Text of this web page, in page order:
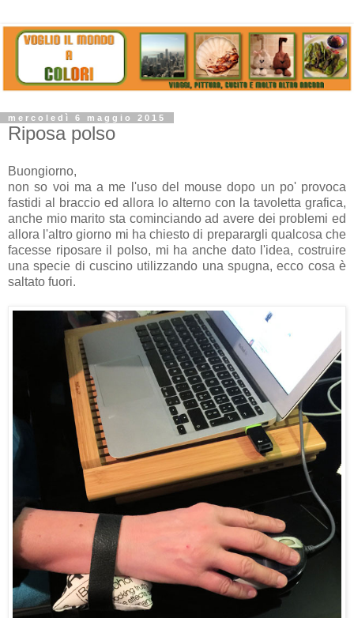
mercoledì 6 maggio 2015
Riposa polso
Buongiorno,
non so voi ma a me l'uso del mouse dopo un po' provoca
fastidi al braccio ed allora lo alterno con la tavoletta grafica,
anche mio marito sta cominciando ad avere dei problemi ed
allora l'altro giorno mi ha chiesto di preparargli qualcosa che
facesse riposare il polso, mi ha anche dato l'idea, costruire
una specie di cuscino utilizzando una spugna, ecco cosa è
saltato fuori.